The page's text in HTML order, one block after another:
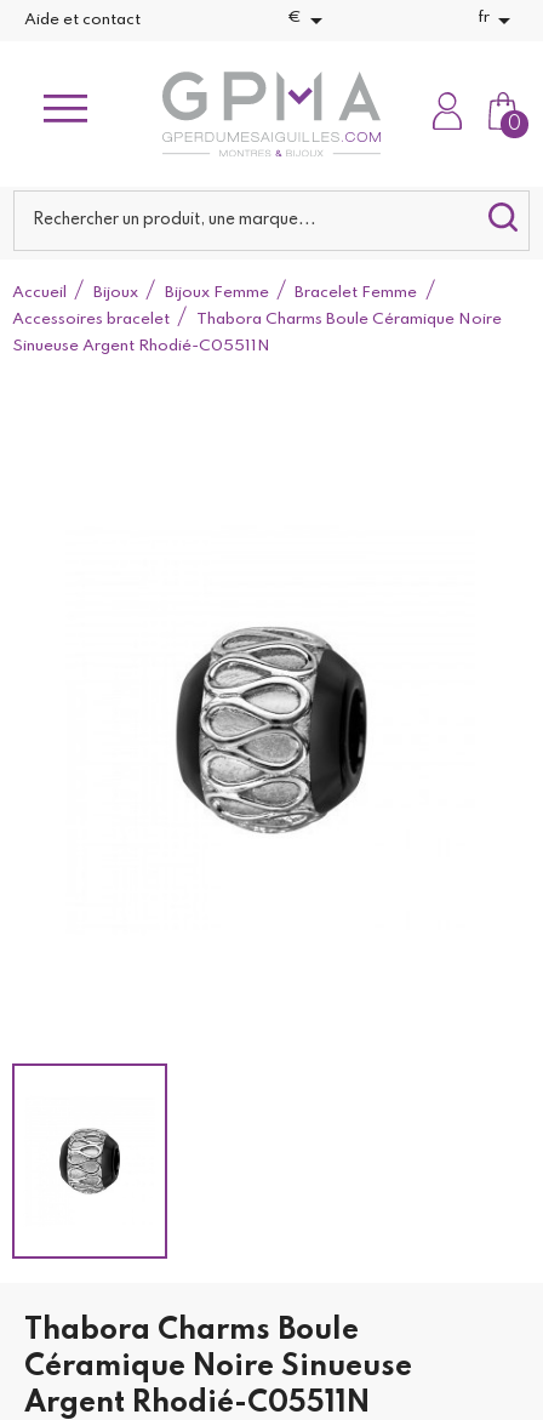
Aide et contact €  fr 
0
Accueil Bijoux Bijoux Femme
Bracelet Femme
Accessoires bracelet
Thabora Charms Boule Céramique Noire
Sinueuse Argent Rhodié-C05511N
Thabora Charms Boule
Céramique Noire Sinueuse
Argent Rhodié-C05511N